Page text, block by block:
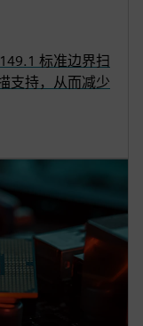
标准边界扫
支持，从而减少